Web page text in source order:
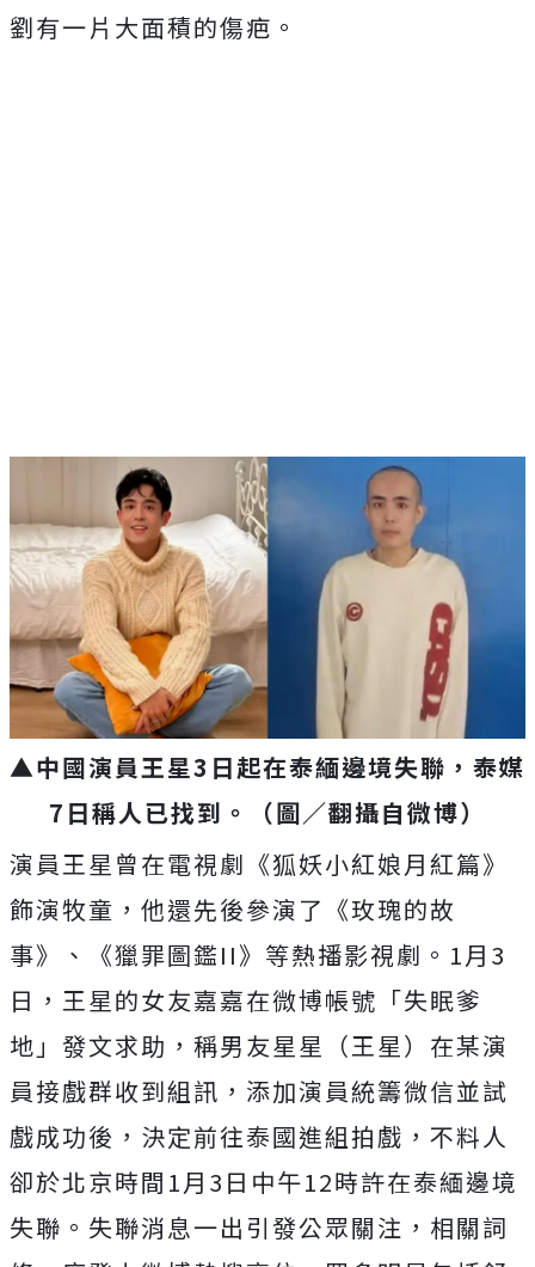
劉有一片大面積的傷疤。
▲中國演員王星3日起在泰緬邊境失聯，泰媒
7日稱人已找到。（圖／翻攝自微博）
演員王星曾在電視劇《狐妖小紅娘月紅篇》
飾演牧童，他還先後參演了《玫瑰的故
事》、《獵罪圖鑑II》等熱播影視劇。1月3
日，王星的女友嘉嘉在微博帳號「失眠爹
地」發文求助，稱男友星星（王星）在某演
員接戲群收到組訊，添加演員統籌微信並試
戲成功後，決定前往泰國進組拍戲，不料人
卻於北京時間1月3日中午12時許在泰緬邊境
失聯。失聯消息一出引發公眾關注，相關詞